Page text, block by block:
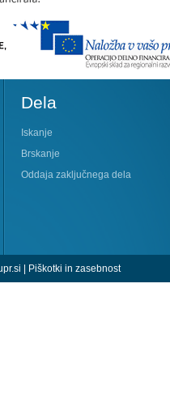
Dela
Iskanje
Brskanje
Oddaja zaključnega dela
| Piškotki in zasebnost